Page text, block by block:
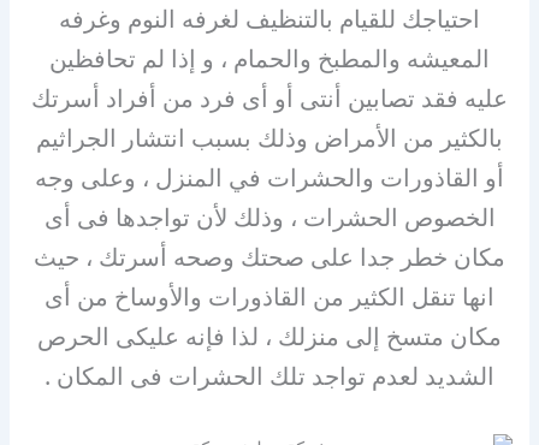
احتياجك للقيام بالتنظيف لغرفه النوم وغرفه
المعيشه والمطبخ والحمام ، و إذا لم تحافظين
عليه فقد تصابين أنتى أو أى فرد من أفراد أسرتك
بالكثير من الأمراض وذلك بسبب انتشار الجراثيم
أو القاذورات والحشرات في المنزل ، وعلى وجه
الخصوص الحشرات ، وذلك لأن تواجدها فى أى
مكان خطر جدا على صحتك وصحه أسرتك ، حيث
انها تنقل الكثير من القاذورات والأوساخ من أى
مكان متسخ إلى منزلك ، لذا فإنه عليكى الحرص
الشديد لعدم تواجد تلك الحشرات فى المكان .